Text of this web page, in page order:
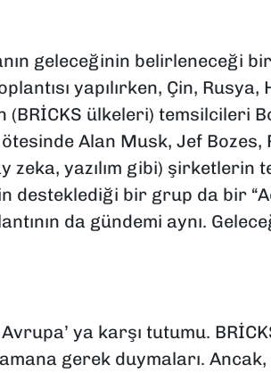
geleceğinin belirleneceği
yapılırken, Çin,
(BRİCKS ülkeleri) temsilcileri
Alan Musk, Jef Bozes,
zeka, yazılım gibi) şirketlerin
desteklediği bir grup da bir
da gündemi aynı.
Avrupa’ ya karşı tutumu.
gerek duymaları.